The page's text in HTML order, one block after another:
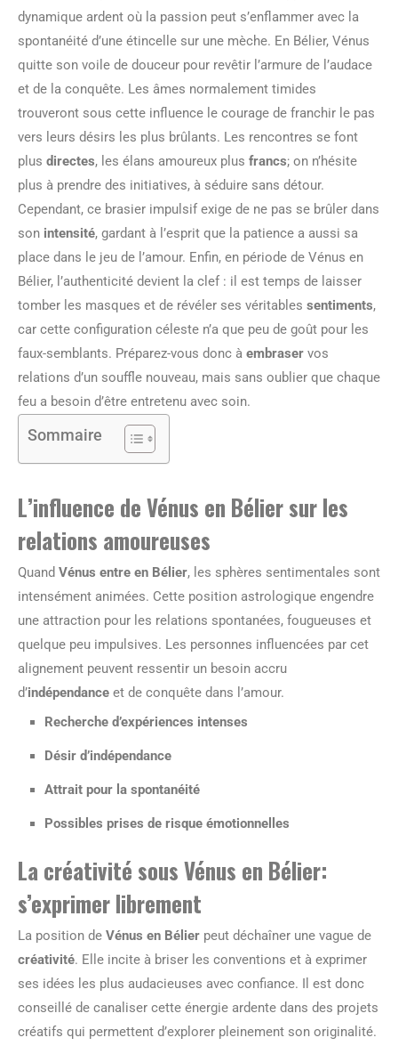
dynamique ardent où la passion peut s’enflammer avec la
spontanéité d’une étincelle sur une mèche. En Bélier, Vénus
quitte son voile de douceur pour revêtir l’armure de l’audace
et de la conquête. Les âmes normalement timides
trouveront sous cette influence le courage de franchir le pas
vers leurs désirs les plus brûlants. Les rencontres se font
plus directes, les élans amoureux plus francs; on n’hésite
plus à prendre des initiatives, à séduire sans détour.
Cependant, ce brasier impulsif exige de ne pas se brûler dans
son intensité, gardant à l’esprit que la patience a aussi sa
place dans le jeu de l’amour. Enfin, en période de Vénus en
Bélier, l’authenticité devient la clef : il est temps de laisser
tomber les masques et de révéler ses véritables sentiments,
car cette configuration céleste n’a que peu de goût pour les
faux-semblants. Préparez-vous donc à embraser vos
relations d’un souffle nouveau, mais sans oublier que chaque
feu a besoin d’être entretenu avec soin.
Sommaire
L’influence de Vénus en Bélier sur les
relations amoureuses
Quand Vénus entre en Bélier, les sphères sentimentales sont
intensément animées. Cette position astrologique engendre
une attraction pour les relations spontanées, fougueuses et
quelque peu impulsives. Les personnes influencées par cet
alignement peuvent ressentir un besoin accru
d’indépendance et de conquête dans l’amour.
Recherche d’expériences intenses
Désir d’indépendance
Attrait pour la spontanéité
Possibles prises de risque émotionnelles
La créativité sous Vénus en Bélier:
s’exprimer librement
La position de Vénus en Bélier peut déchaîner une vague de
créativité. Elle incite à briser les conventions et à exprimer
ses idées les plus audacieuses avec confiance. Il est donc
conseillé de canaliser cette énergie ardente dans des projets
créatifs qui permettent d’explorer pleinement son originalité.